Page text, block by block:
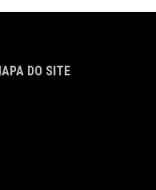
DO SITE